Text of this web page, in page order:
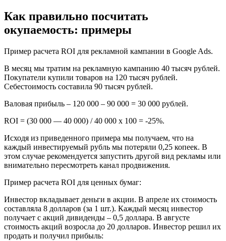
Как правильно посчитать
окупаемость: примеры
Пример расчета ROI для рекламной кампании в Google Ads.
В месяц мы тратим на рекламную кампанию 40 тысяч рублей.
Покупатели купили товаров на 120 тысяч рублей.
Себестоимость составила 90 тысяч рублей.
Валовая прибыль – 120 000 – 90 000 = 30 000 рублей.
ROI = (30 000 — 40 000) / 40 000 х 100 = -25%.
Исходя из приведенного примера мы получаем, что на
каждый инвестируемый рубль мы потеряли 0,25 копеек. В
этом случае рекомендуется запустить другой вид рекламы или
внимательно пересмотреть канал продвижения.
Пример расчета ROI для ценных бумаг:
Инвестор вкладывает деньги в акции. В апреле их стоимость
составляла 8 долларов (за 1 шт.). Каждый месяц инвестор
получает с акций дивиденды – 0,5 доллара. В августе
стоимость акций возросла до 20 долларов. Инвестор решил их
продать и получил прибыль: